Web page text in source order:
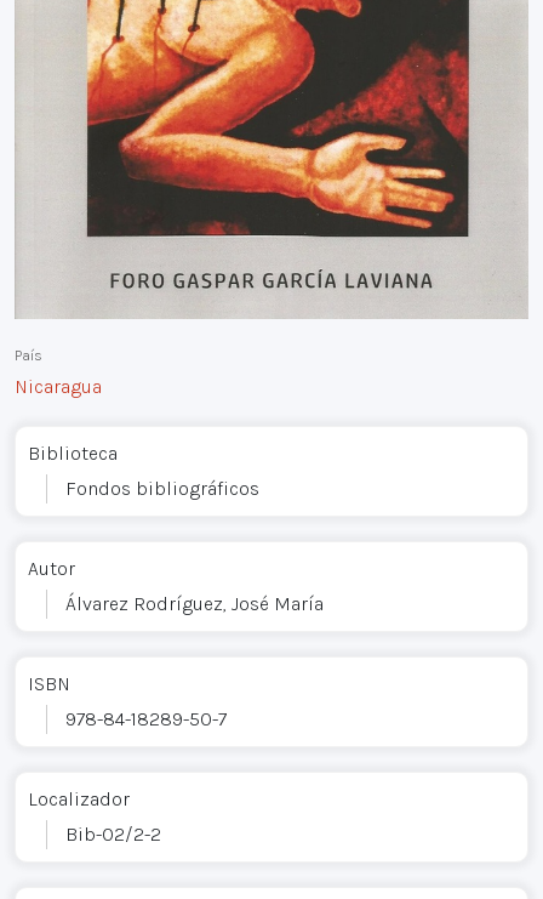
País
Nicaragua
Biblioteca
Fondos bibliográficos
Autor
Álvarez Rodríguez, José María
ISBN
978-84-18289-50-7
Localizador
Bib-02/2-2